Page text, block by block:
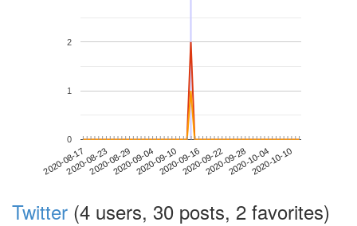
2020-08-172020-08-232020-08-292020-09-042020-09-102020-09-162020-09-222020-09-282020-10-042020-10-10
0
1
2
Twitter (4 users, 30 posts, 2 favorites)